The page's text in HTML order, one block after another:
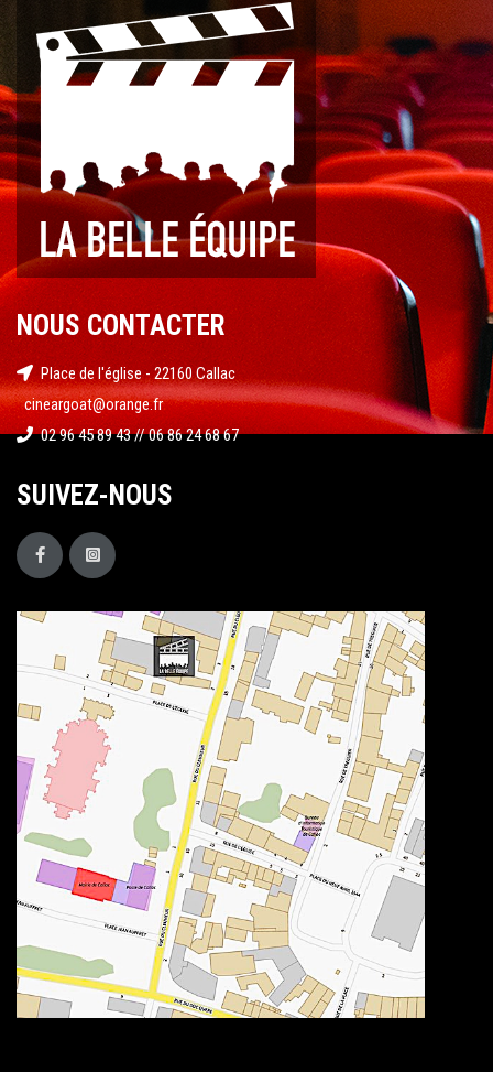
NOUS CONTACTER
Place de l'église - 22160 Callac
cineargoat@orange.fr
02 96 45 89 43 // 06 86 24 68 67
SUIVEZ-NOUS